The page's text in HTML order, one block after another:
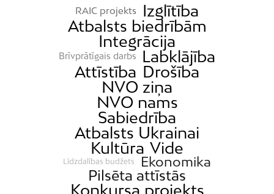
RAIC projekts
Izglītība
Atbalsts biedrībām
Integrācija
Brīvprātīgais darbs
Labklājība
Attīstība Drošība
NVO ziņa
NVO nams
Sabiedrība
Atbalsts Ukrainai
Kultūra Vide
Līdzdalības budžets Ekonomika
Pilsēta attīstās
Konkursa projekts